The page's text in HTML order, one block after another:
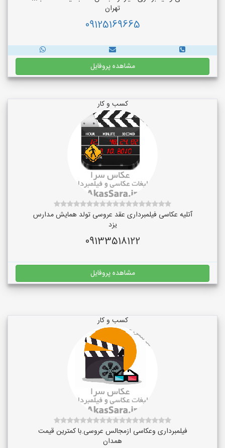
تهران
09125169665
مشاهده پروفایل
کسب و کار
آتلیه عکاسی فیلمبرداری عقد عروسی تولد همایش مدارس
یزد
09133518122
مشاهده پروفایل
کسب و کار
فیلمبرداری وعکاسی ازمجالس عروسی.با کمترین قیمت
همدان